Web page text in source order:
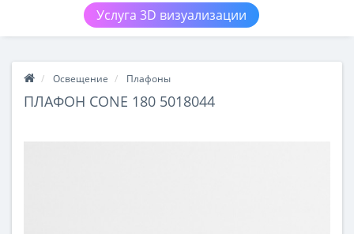
Услуга 3D визуализации
Освещение Плафоны
ПЛАФОН CONE 180 5018044